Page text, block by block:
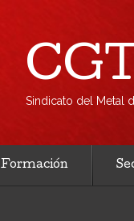
Sindicato del Metal
Formación